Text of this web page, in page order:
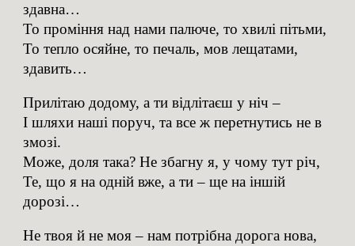
здавна…
То проміння над нами палюче, то хвилі пітьми,
То тепло осяйне, то печаль, мов лещатами,
здавить…
Прилітаю додому, а ти відлітаєш у ніч –
І шляхи наші поруч, та все ж перетнутись не в
змозі.
Може, доля така? Не збагну я, у чому тут річ,
Те, що я на одній вже, а ти – ще на іншій
дорозі…
Не твоя й не моя – нам потрібна дорога нова,